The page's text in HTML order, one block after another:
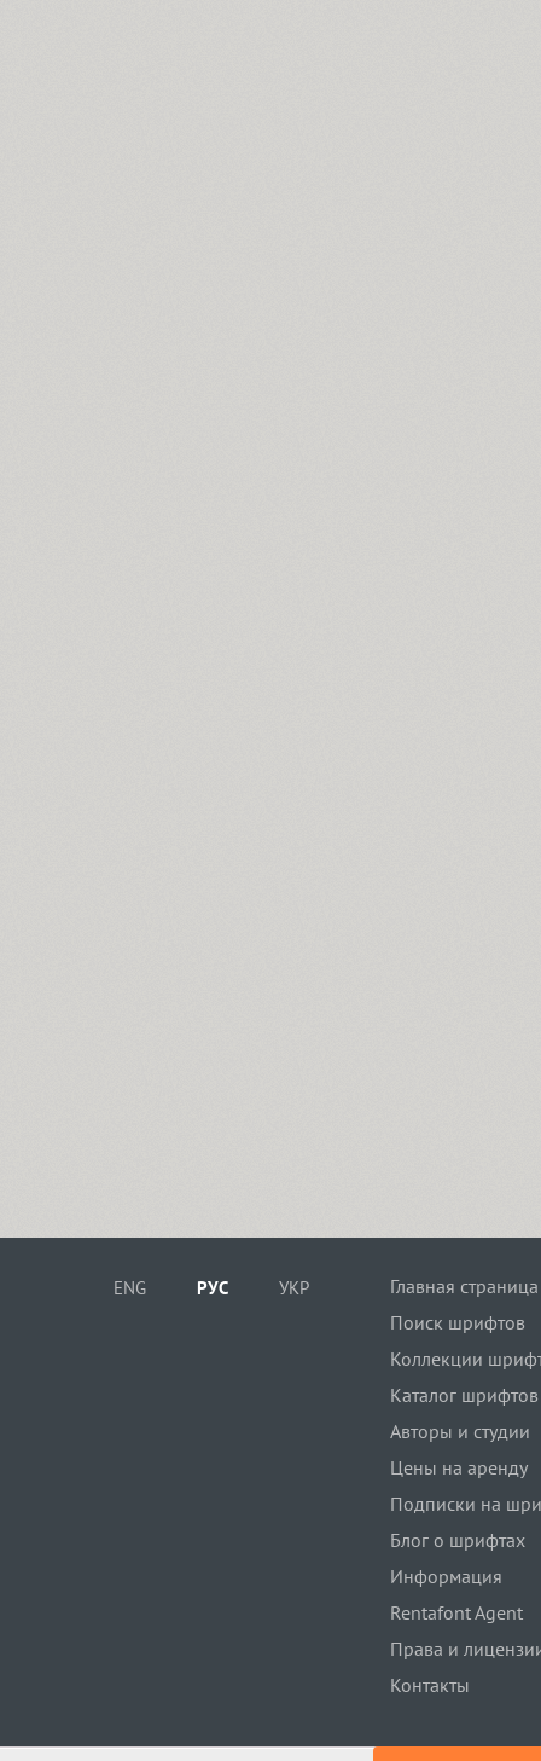
ENG РУС УКР
Главная страница
Поиск шрифтов
Коллекции
Каталог шрифтов
Авторы и студии
Цены на аренду
Подписки на
Блог о шрифтах
Информация
Rentafont Agent
Права и
Контакты